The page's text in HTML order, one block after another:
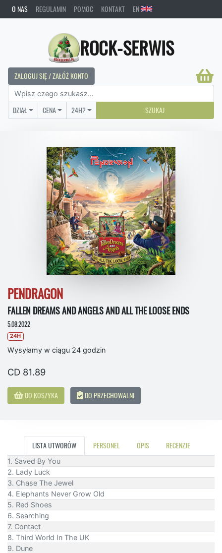
O NAS REGULAMIN POMOC KONTAKT EN
ROCK-SERWIS
ZALOGUJ SIĘ / ZAŁÓŻ KONTO
DZIAŁ CENA 24H? SZUKAJ
PENDRAGON
FALLEN DREAMS AND ANGELS AND ALL THE LOOSE ENDS
5.08.2022
24H
Wysyłamy w ciągu 24 godzin
CD 81.89
DO KOSZYKA DO PRZECHOWALNI
LISTA UTWORÓW PERSONEL OPIS RECENZJE
1. Saved By You
2. Lady Luck
3. Chase The Jewel
4. Elephants Never Grow Old
5. Red Shoes
6. Searching
7. Contact
8. Third World In The UK
9. Dune